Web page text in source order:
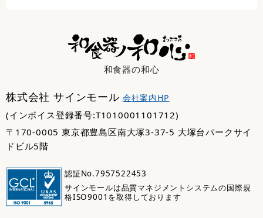
和食器の和心
株式会社 サインモール 会社案内HP
(インボイス登録番号:T1010001101712)
〒170-0005 東京都豊島区南大塚3-37-5 大塚台パークサイ
ドビル5階
認証No.7957522453
サインモールは品質マネジメントシステムの国際規
格ISO9001を取得しております